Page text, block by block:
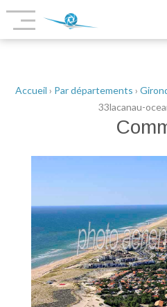
Accueil › Par départements ›
33lacanau-